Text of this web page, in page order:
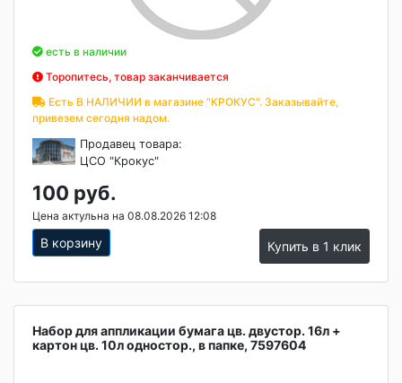
есть в наличии
Торопитесь, товар заканчивается
Есть В НАЛИЧИИ в магазине "КРОКУС". Заказывайте,
привезем сегодня надом.
Продавец товара:
ЦСО "Крокус"
100 руб.
Цена актульна на 08.08.2026 12:08
В корзину Купить в 1 клик
Набор для аппликации бумага цв. двустор. 16л +
картон цв. 10л одностор., в папке, 7597604